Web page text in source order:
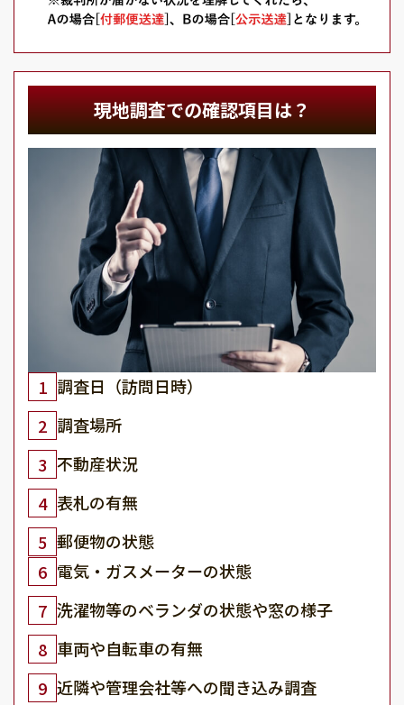
現地調査での確認項目は？
1 調査日（訪問日時）
2 調査場所
3 不動産状況
4 表札の有無
5 郵便物の状態
6 電気・ガスメーターの状態
7 洗濯物等のベランダの状態や窓の様子
8 車両や自転車の有無
9 近隣や管理会社等への聞き込み調査